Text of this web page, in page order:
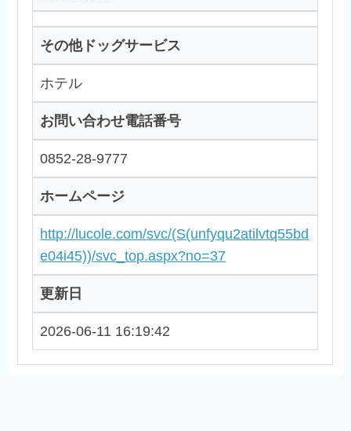
その他ドッグサービス
ホテル
お問い合わせ電話番号
0852-28-9777
ホームページ
http://lucole.com/svc/(S(unfyqu2atilvtq55bd
e04i45))/svc_top.aspx?no=37
更新日
2026-06-11 16:19:42